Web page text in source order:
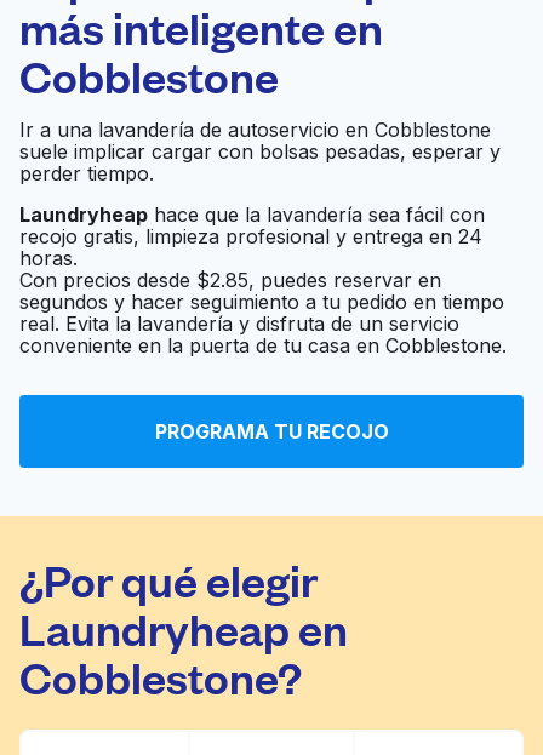
casa
Abierto 24/7
Cleaners
Ir al sitio web
Monument Cleaners
Inc
Ir al sitio web
Southeastern Laundry
Equipment
Ir al sitio web
Bay Shore Coin
Ir al sitio web
más inteligente en
Cobblestone
Ir a una lavandería de autoservicio en Cobblestone
suele implicar cargar con bolsas pesadas, esperar y
perder tiempo.
Laundryheap hace que la lavandería sea fácil con
recojo gratis, limpieza profesional y entrega en 24
horas.
Con precios desde $2.85, puedes reservar en
segundos y hacer seguimiento a tu pedido en tiempo
real. Evita la lavandería y disfruta de un servicio
conveniente en la puerta de tu casa en Cobblestone.
PROGRAMA TU RECOJO
¿Por qué elegir
Laundryheap en
Cobblestone?